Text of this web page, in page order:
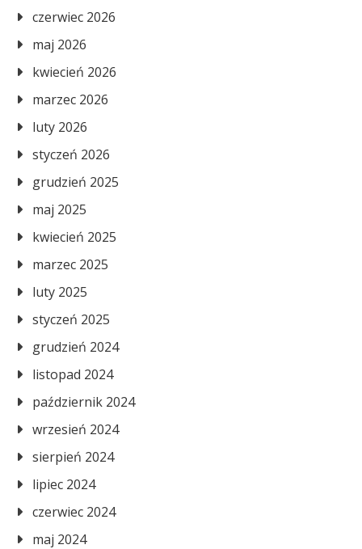
czerwiec 2026
maj 2026
kwiecień 2026
marzec 2026
luty 2026
styczeń 2026
grudzień 2025
maj 2025
kwiecień 2025
marzec 2025
luty 2025
styczeń 2025
grudzień 2024
listopad 2024
październik 2024
wrzesień 2024
sierpień 2024
lipiec 2024
czerwiec 2024
maj 2024